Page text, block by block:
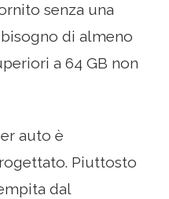
senza una
di almeno
a 64 GB non
auto è
Piuttosto
dal